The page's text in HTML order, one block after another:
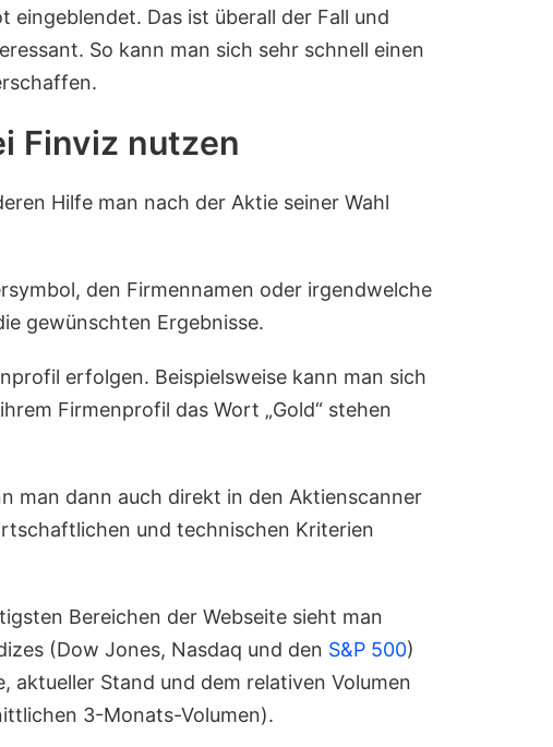
eingeblendet. Das ist überall der Fall und
So kann man sich sehr schnell einen
Finviz nutzen
Hilfe man nach der Aktie seiner Wahl
den Firmennamen oder irgendwelche
gewünschten Ergebnisse.
erfolgen. Beispielsweise kann man sich
Firmenprofil das Wort „Gold“ stehen
man dann auch direkt in den Aktienscanner
und technischen Kriterien
Bereichen der Webseite sieht man
(Dow Jones, Nasdaq und den S&P 500)
Stand und dem relativen Volumen
3-Monats-Volumen).